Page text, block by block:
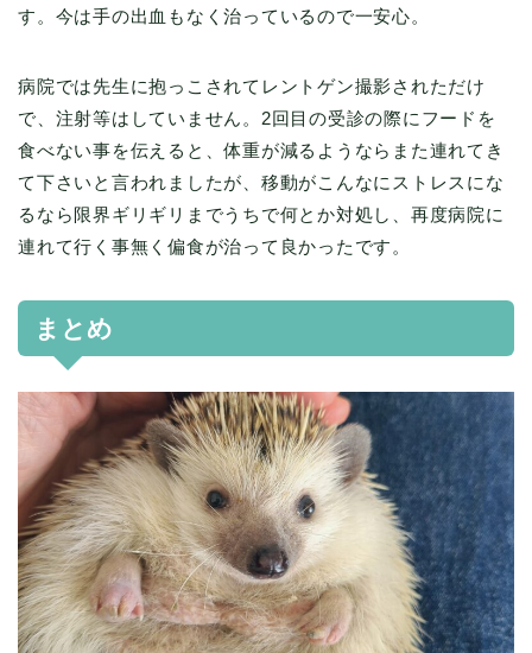
す。今は手の出血もなく治っているので一安心。
病院では先生に抱っこされてレントゲン撮影されただけ
で、注射等はしていません。2回目の受診の際にフードを
食べない事を伝えると、体重が減るようならまた連れてき
て下さいと言われましたが、移動がこんなにストレスにな
るなら限界ギリギリまでうちで何とか対処し、再度病院に
連れて行く事無く偏食が治って良かったです。
まとめ